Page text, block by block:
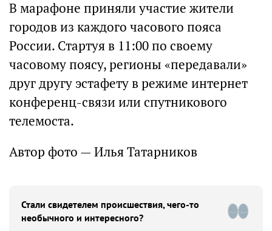
В марафоне приняли участие жители
городов из каждого часового пояса
России. Стартуя в 11:00 по своему
часовому поясу, регионы «передавали»
друг другу эстафету в режиме интернет
конференц-связи или спутникового
телемоста.
Автор фото — Илья Татарников
Стали свидетелем происшествия, чего-то
необычного и интересного?